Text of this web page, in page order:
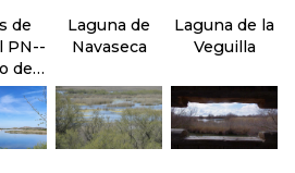
de
PN--
de
Laguna de
Navaseca
Laguna de la
Veguilla